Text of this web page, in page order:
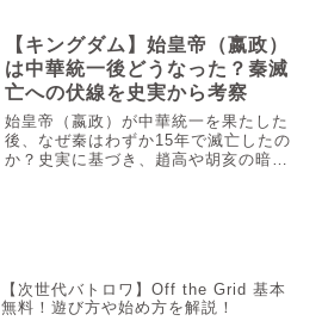
【キングダム】始皇帝（嬴政）
は中華統一後どうなった？秦滅
亡への伏線を史実から考察
始皇帝（嬴政）が中華統一を果たした
後、なぜ秦はわずか15年で滅亡したの
か？史実に基づき、趙高や胡亥の暗
【次世代バトロワ】Off the Grid 基本
無料！遊び方や始め方を解説！